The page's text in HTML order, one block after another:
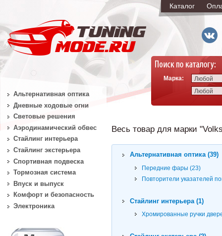
Каталог
Марка:
Любой
Любой
Весь товар для марки
Альтернативная оптика (39)
Передние фары (23)
Повторители указателей
Стайлинг интерьера (1)
Хромированные ручки
Альтернативная оптика
Дневные ходовые огни
Световые решения
Аэродинамический обвес
Стайлинг интерьера
Стайлинг экстерьера
Спортивная подвеска
Тормозная система
Впуск и выпуск
Комфорт и безопасность
Электроника